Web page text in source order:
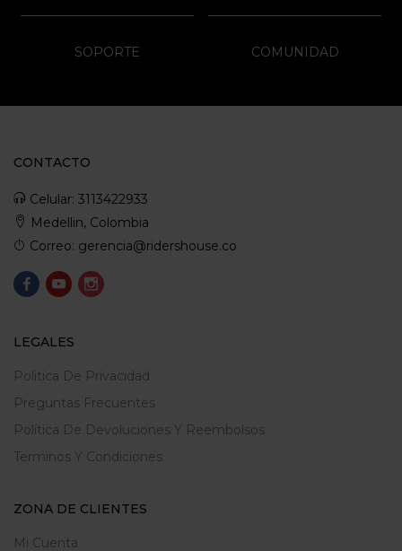
SOPORTE COMUNIDAD
CONTACTO
Celular: 3113422933
Medellin, Colombia
Correo: gerencia@ridershouse.co
LEGALES
Politica De Privacidad
Preguntas Frecuentes
Política De Devoluciones Y Reembolsos
Terminos Y Condiciones
ZONA DE CLIENTES
Mi Cuenta